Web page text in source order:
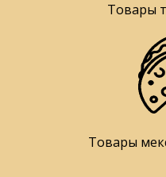
Товары
Товары